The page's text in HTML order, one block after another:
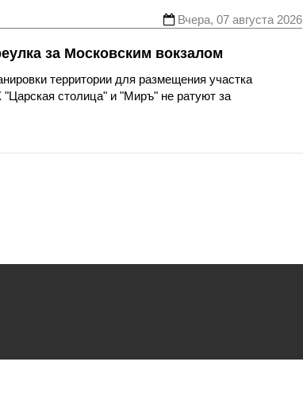
Вчера, 07 августа 2026
за Московским вокзалом
территории для размещения участка
столица" и "Миръ" не ратуют за